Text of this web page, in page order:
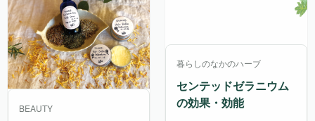
BEAUTY
暮らしのなかのハーブ
センテッドゼラニウム
の効果・効能